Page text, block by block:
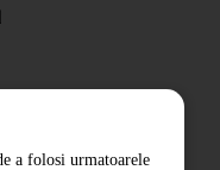
a folosi urmatoarele